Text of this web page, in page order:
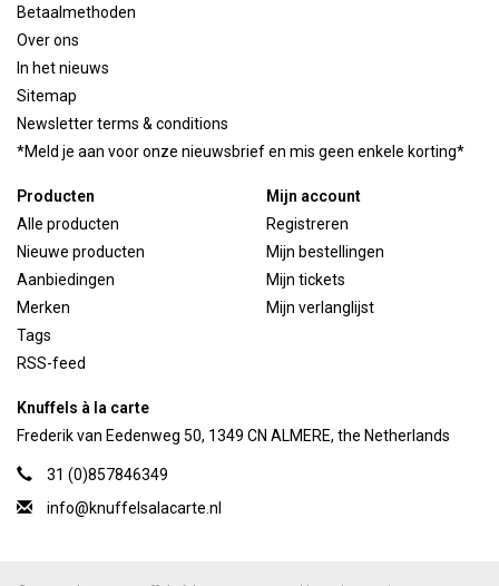
Betaalmethoden
Over ons
In het nieuws
Sitemap
Newsletter terms & conditions
*Meld je aan voor onze nieuwsbrief en mis geen enkele korting*
Producten
Alle producten
Nieuwe producten
Aanbiedingen
Merken
Tags
RSS-feed
Mijn account
Registreren
Mijn bestellingen
Mijn tickets
Mijn verlanglijst
Knuffels à la carte
Frederik van Eedenweg 50, 1349 CN ALMERE, the Netherlands
31 (0)857846349
info@knuffelsalacarte.nl